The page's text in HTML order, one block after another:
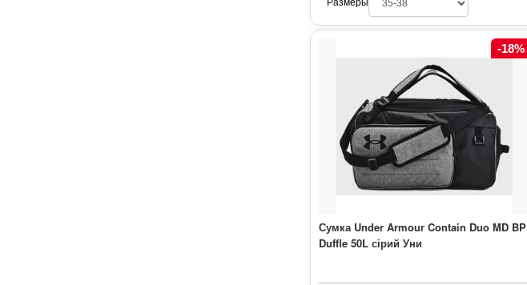
Размеры
-18%
Сумка Under Armour Contain Duo MD BP
Duffle 50L сірий Уни